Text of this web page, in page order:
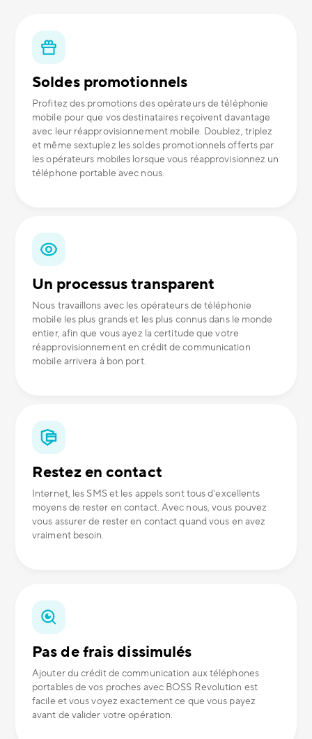
Soldes promotionnels
Profitez des promotions des opérateurs de téléphonie
mobile pour que vos destinataires reçoivent davantage
avec leur réapprovisionnement mobile. Doublez, triplez
et même sextuplez les soldes promotionnels offerts par
les opérateurs mobiles lorsque vous réapprovisionnez un
téléphone portable avec nous.
Un processus transparent
Nous travaillons avec les opérateurs de téléphonie
mobile les plus grands et les plus connus dans le monde
entier, afin que vous ayez la certitude que votre
réapprovisionnement en crédit de communication
mobile arrivera à bon port.
Restez en contact
Internet, les SMS et les appels sont tous d'excellents
moyens de rester en contact. Avec nous, vous pouvez
vous assurer de rester en contact quand vous en avez
vraiment besoin.
Pas de frais dissimulés
Ajouter du crédit de communication aux téléphones
portables de vos proches avec BOSS Revolution est
facile et vous voyez exactement ce que vous payez
avant de valider votre opération.